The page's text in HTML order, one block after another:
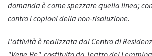
domanda è come spezzare quella linea;
contro i copioni della non-risoluzione.
L'attività è realizzata dal Centro di